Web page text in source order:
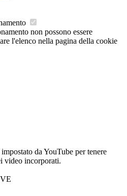
non possono essere
l'elenco nella pagina della cookie
da YouTube per tenere
video incorporati.